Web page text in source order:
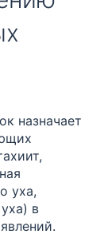
назначает
уха,
в